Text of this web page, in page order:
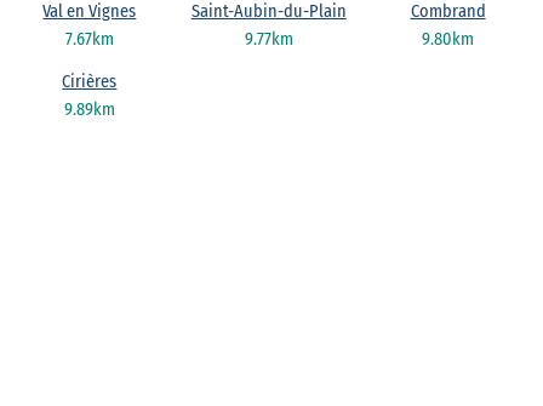
7.67km
Val en Vignes
9.77km
Saint-Aubin-du-Plain
9.80km
Combrand
9.89km
Cirières